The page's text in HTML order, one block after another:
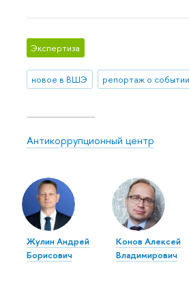
Экспертиза
новое в ВШЭ репортаж о событии
Антикоррупционный центр
Жулин Андрей
Борисович
Конов Алексей
Владимирович